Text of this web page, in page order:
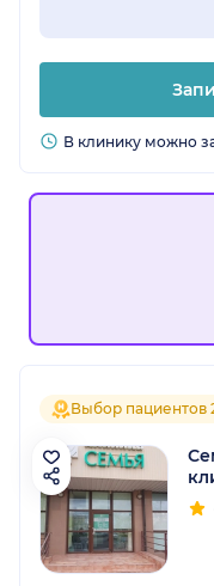
В клинику можно
Выбор пациентов